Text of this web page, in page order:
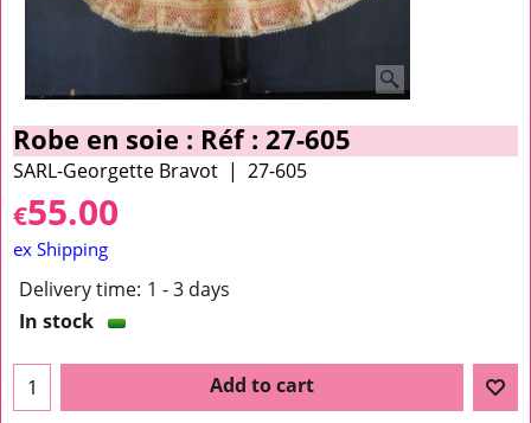
Robe en soie : Réf : 27-605
SARL-Georgette Bravot 27-605
€55.00
ex Shipping
Delivery time: 1 - 3 days
In stock
Add to cart